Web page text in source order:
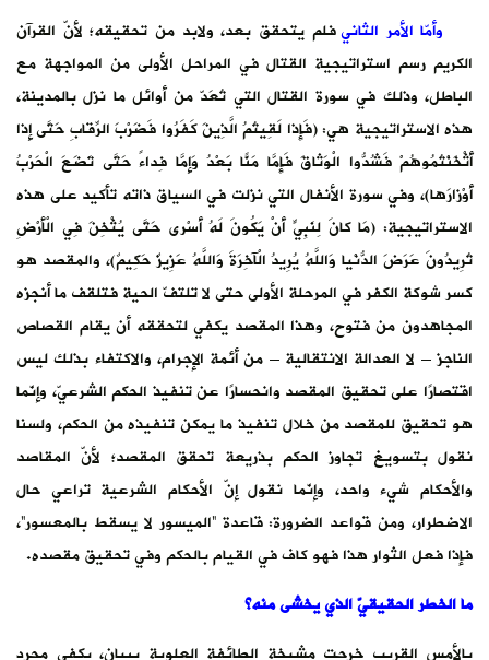
وأمّا الأمر الثانيفلم يتحقق بعد، ولابد من تحقيقه؛ لأنّ القرآن
الكريم رسم استراتيجية القتال في المراحل الأولى من المواجهة مع
الباطل، وذلك في سورة القتال التي تُعَدّ من أوائل ما نزل بالمدينة،
هذه الاستراتيجية هي: (فَإِذا لَقِيتُمُ الَّذِينَ كَفَرُوا ‌فَضَرْبَ ‌الرِّقابِ حَتَّى إِذا
أَثْخَنْتُمُوهُمْ فَشُدُّوا الْوَثاقَ فَإِمَّا مَنًّا بَعْدُ وَإِمَّا فِداءً حَتَّى تَضَعَ الْحَرْبُ
أَوْزارَها)، وفي سورة الأنفال التي نزلت في السياق ذاته تأكيد على هذه
الاستراتيجية: (‌مَا ‌كانَ ‌لِنَبِيٍّ ‌أَنْ ‌يَكُونَ ‌لَهُ ‌أَسْرى حَتَّى يُثْخِنَ فِي الْأَرْضِ
تُرِيدُونَ عَرَضَ الدُّنْيا وَاللَّهُ يُرِيدُ الْآخِرَةَ وَاللَّهُ عَزِيزٌ حَكِيمٌ)، والمقصد هو
كسر شوكة الكفر في المرحلة الأولى حتى لا تلتفّ الحية فتلقف ما أنجزه
المجاهدون من فتوح، وهذا المقصد يكفي لتحققه أن يقام القصاص
الناجز – لا العدالة الانتقالية – من أئمة الإجرام، والاكتفاء بذلك ليس
اقتصارًا على تحقيق المقصد وانحسارًا عن تنفيذ الحكم الشرعيّ، وإنّما
هو تحقيق للمقصد من خلال تنفيذ ما يمكن تنفيذه من الحكم، ولسنا
نقول بتسويغ تجاوز الحكم بذريعة تحقق المقصد؛ لأنّ المقاصد
والأحكام شيء واحد، وإنّما نقول إنّ الأحكام الشرعية تراعي حال
الاضطرار، ومن قواعد الضرورة: قاعدة “الميسور لا يسقط بالمعسور”،
فإذا فعل الثوار هذا فهو كاف في القيام بالحكم وفي تحقيق مقصده.
ما الخطر الحقيقيّ الذي يخشى منه؟